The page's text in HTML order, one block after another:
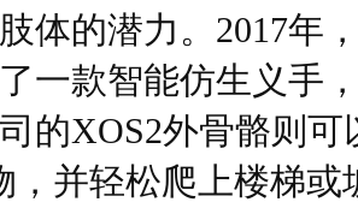
体的潜力。2017年
一款智能仿生义手
的XOS2外骨骼则
，并轻松爬上楼梯